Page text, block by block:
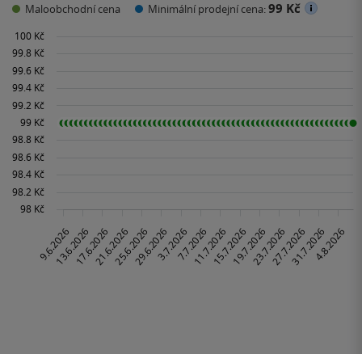
Maloobchodní cena Minimální prodejní cena:99 Kč